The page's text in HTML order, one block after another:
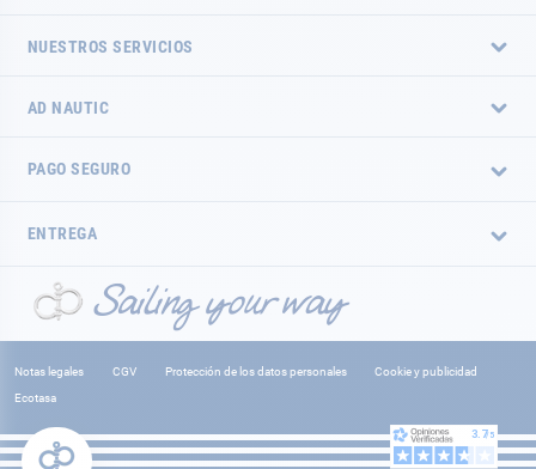
NUESTROS SERVICIOS
AD NAUTIC
PAGO SEGURO
ENTREGA
Notas legales CGV Protección de los datos personales
Cookie y publicidad
Ecotasa